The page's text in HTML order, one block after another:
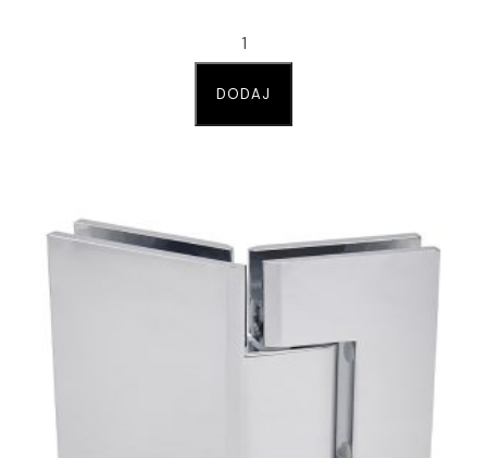
DODAJ